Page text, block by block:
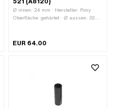
Ø innen: 24 mm · Hersteller: Pony ·
Oberfläche: gehärtet · Ø aussen: 32
EUR 64.00